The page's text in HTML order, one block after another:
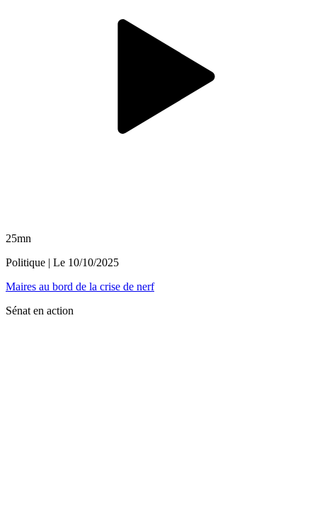
25mn
Politique | Le 10/10/2025
Maires au bord de la crise de nerf
Sénat en action